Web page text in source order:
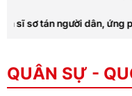
tán người dân, ứng phó
QUÂN SỰ -